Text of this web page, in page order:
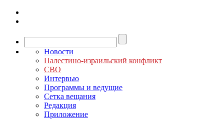
Новости
Палестино-израильский конфликт
СВО
Интервью
Программы и ведущие
Сетка вещания
Редакция
Приложение